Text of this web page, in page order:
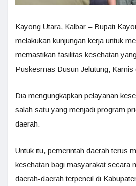
Kayong Utara, Kalbar – Bupati
melakukan kunjungan kerja untuk
memastikan fasilitas kesehatan
Puskesmas Dusun Jelutung, Kamis
Dia mengungkapkan pelayanan
salah satu yang menjadi program
daerah.
Untuk itu, pemerintah daerah terus
kesehatan bagi masyarakat secara
daerah-daerah terpencil di